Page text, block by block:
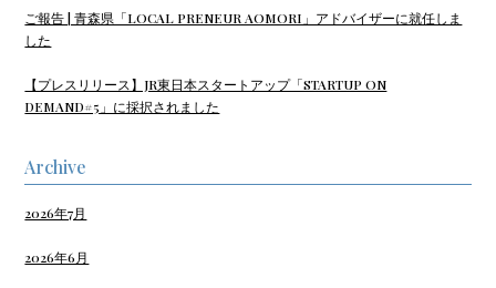
ご報告 | 青森県「LOCAL PRENEUR AOMORI」アドバイザーに就任しま
した
【プレスリリース】JR東日本スタートアップ「STARTUP ON
DEMAND#5」に採択されました
Archive
2026年7月
2026年6月